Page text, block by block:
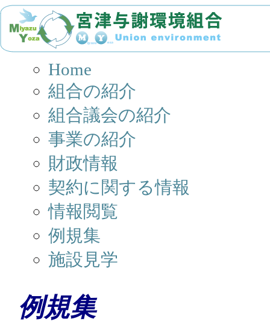
Home
組合の紹介
組合議会の紹介
事業の紹介
財政情報
契約に関する情報
情報閲覧
例規集
施設見学
例規集